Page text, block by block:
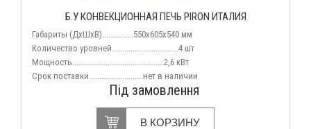
Б.У КОНВЕКЦИОННАЯ ПЕЧЬ PIRON ИТАЛИЯ
Габариты (ДхШхВ)...............550х605х540 мм
Количество уровней................................4 шт
Мощность............................................2,6 кВт
Срок поставки..........................нет в наличии
Під замовлення
В КОРЗИНУ